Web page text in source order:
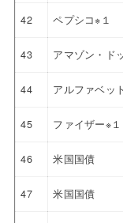
42 ペプシコ※１
43 アマゾン・ド
44 アルファベッ
45 ファイザー※
46 米国国債
47 米国国債